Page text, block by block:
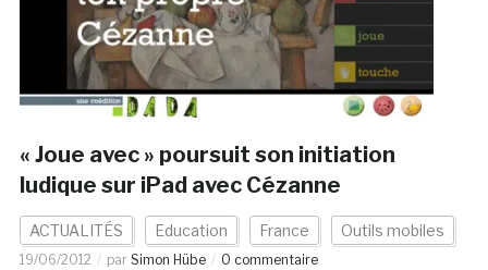
« Joue avec » poursuit son initiation
ludique sur iPad avec Cézanne
ACTUALITÉS Education France Outils mobiles
19/06/2012 par Simon Hübe 0 commentaire